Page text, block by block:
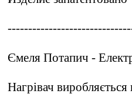
Ємеля Потапич -
Нагрівач